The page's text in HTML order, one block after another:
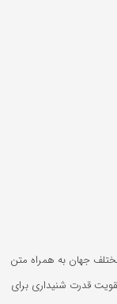
جهان به همراه متن
قدرت شنیداری برای